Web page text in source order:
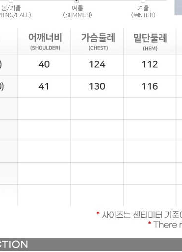
라이프 하세